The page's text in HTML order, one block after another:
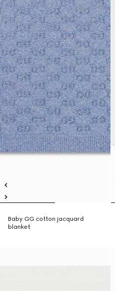
Baby GG cotton jacquard
blanket